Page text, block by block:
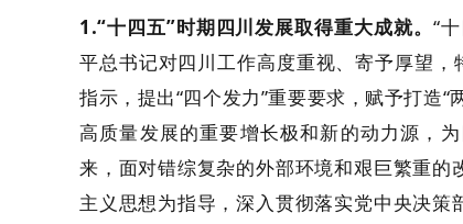
1.“十四五”时期四川发展取得重大成就。 “
平总书记对四川工作高度重视、寄予厚望
指示，提出“四个发力”重要要求，赋予打造
高质量发展的重要增长极和新的动力源，
来，面对错综复杂的外部环境和艰巨繁重
主义思想为指导，深入贯彻落实党中央决